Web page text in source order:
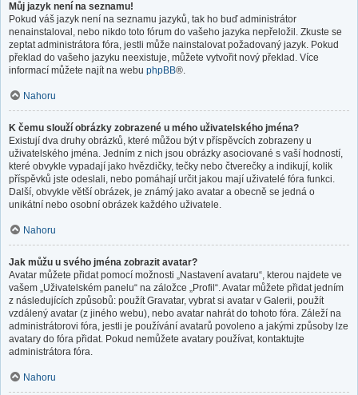
Můj jazyk není na seznamu!
Pokud váš jazyk není na seznamu jazyků, tak ho buď administrátor
nenainstaloval, nebo nikdo toto fórum do vašeho jazyka nepřeložil. Zkuste se
zeptat administrátora fóra, jestli může nainstalovat požadovaný jazyk. Pokud
překlad do vašeho jazyku neexistuje, můžete vytvořit nový překlad. Více
informací můžete najít na webu phpBB®.
Nahoru
K čemu slouží obrázky zobrazené u mého uživatelského jména?
Existují dva druhy obrázků, které můžou být v příspěvcích zobrazeny u
uživatelského jména. Jedním z nich jsou obrázky asociované s vaší hodností,
které obvykle vypadají jako hvězdičky, tečky nebo čtverečky a indikují, kolik
příspěvků jste odeslali, nebo pomáhají určit jakou mají uživatelé fóra funkci.
Další, obvykle větší obrázek, je známý jako avatar a obecně se jedná o
unikátní nebo osobní obrázek každého uživatele.
Nahoru
Jak můžu u svého jména zobrazit avatar?
Avatar můžete přidat pomocí možnosti „Nastavení avataru“, kterou najdete ve
vašem „Uživatelském panelu“ na záložce „Profil“. Avatar můžete přidat jedním
z následujících způsobů: použít Gravatar, vybrat si avatar v Galerii, použít
vzdálený avatar (z jiného webu), nebo avatar nahrát do tohoto fóra. Záleží na
administrátorovi fóra, jestli je používání avatarů povoleno a jakými způsoby lze
avatary do fóra přidat. Pokud nemůžete avatary používat, kontaktujte
administrátora fóra.
Nahoru